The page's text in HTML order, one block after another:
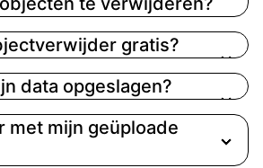
gratis?
data opgeslagen?
met mijn geüploade